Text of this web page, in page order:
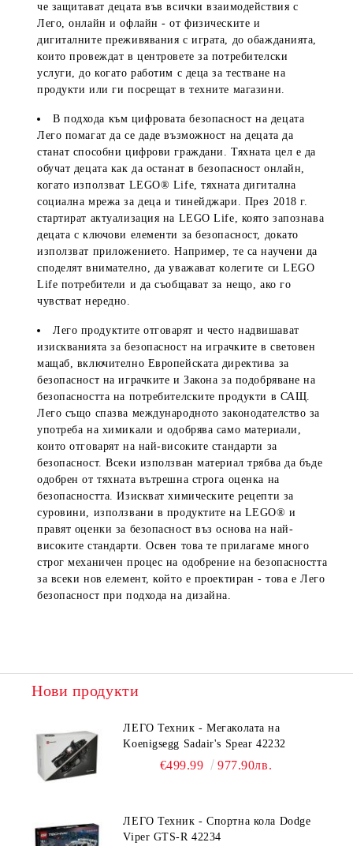
че защитават децата във всички взаимодействия с
Лего, онлайн и офлайн - от физическите и
дигиталните преживявания с играта, до обажданията,
които провеждат в центровете за потребителски
услуги, до когато работим с деца за тестване на
продукти или ги посрещат в техните магазини.
В подхода към цифровата безопасност на децата
Лего помагат да се даде възможност на децата да
станат способни цифрови граждани. Тяхната цел е да
обучат децата как да останат в безопасност онлайн,
когато използват LEGO® Life, тяхната дигитална
социална мрежа за деца и тинейджари. През 2018 г.
стартират актуализация на LEGO Life, която запознава
децата с ключови елементи за безопасност, докато
използват приложението. Например, те са научени да
споделят внимателно, да уважават колегите си LEGO
Life потребители и да съобщават за нещо, ако го
чувстват нередно.
Лего продуктите отговарят и често надвишават
изискванията за безопасност на играчките в световен
мащаб, включително Европейската директива за
безопасност на играчките и Закона за подобряване на
безопасността на потребителските продукти в САЩ.
Лего също спазва международното законодателство за
употреба на химикали и одобрява само материали,
които отговарят на най-високите стандарти за
безопасност. Всеки използван материал трябва да бъде
одобрен от тяхната вътрешна строга оценка на
безопасността. Изискват химическите рецепти за
суровини, използвани в продуктите на LEGO® и
правят оценки за безопасност въз основа на най-
високите стандарти. Освен това те прилагаме много
строг механичен процес на одобрение на безопасността
за всеки нов елемент, който е проектиран - това е Лего
безопасност при подхода на дизайна.
Нови продукти
ЛЕГО Техник - Мегаколата на
Koenigsegg Sadair's Spear 42232
€499.99 977.90лв.
ЛЕГО Техник - Спортна кола Dodge
Viper GTS-R 42234